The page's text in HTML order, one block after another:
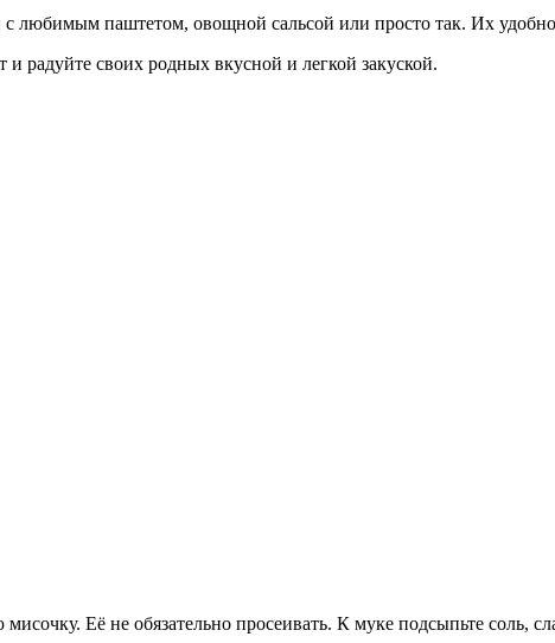
любимым паштетом, овощной сальсой или просто так. Их удобно
радуйте своих родных вкусной и легкой закуской.
Её не обязательно просеивать. К муке подсыпьте соль,